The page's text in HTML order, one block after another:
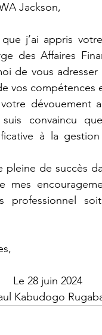
Jackson,
des Affaires
de vous
vos compétences
convaincu
à la
professionnel
Le 28 juin 2024
Kabudogo